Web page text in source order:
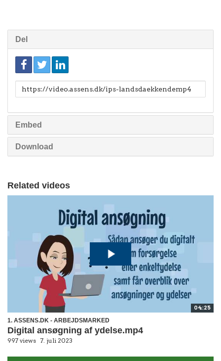
Del
Link
Embed
Download
Related videos
04:25
1. ASSENS.DK - ARBEJDSMARKED
Digital ansøgning af ydelse.mp4
997 views 7. juli 2023